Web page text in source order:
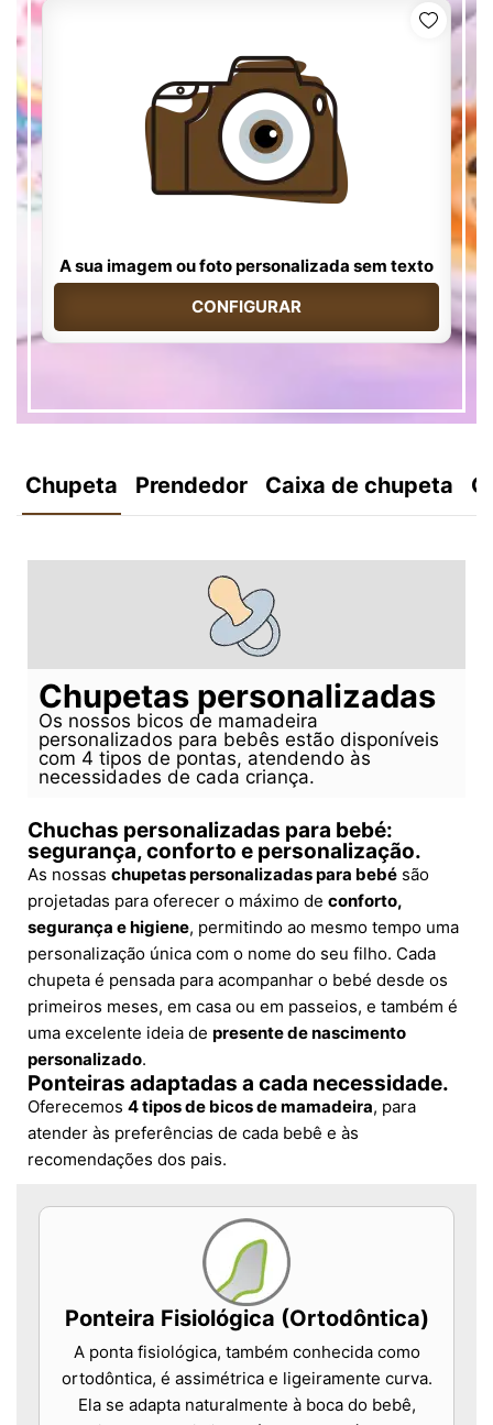
A sua imagem ou foto personalizada sem texto
CONFIGURAR
Chupeta Prendedor Caixa de chupeta
Chupetas personalizadas
Os nossos bicos de mamadeira
personalizados para bebês estão disponíveis
com 4 tipos de pontas, atendendo às
necessidades de cada criança.
Chuchas personalizadas para bebé:
segurança, conforto e personalização.
As nossas chupetas personalizadas para bebé são
projetadas para oferecer o máximo de conforto,
segurança e higiene, permitindo ao mesmo tempo uma
personalização única com o nome do seu filho. Cada
chupeta é pensada para acompanhar o bebé desde os
primeiros meses, em casa ou em passeios, e também é
uma excelente ideia de presente de nascimento
personalizado.
Ponteiras adaptadas a cada necessidade.
Oferecemos 4 tipos de bicos de mamadeira, para
atender às preferências de cada bebê e às
recomendações dos pais.
Ponteira Fisiológica (Ortodôntica)
A ponta fisiológica, também conhecida como
ortodôntica, é assimétrica e ligeiramente curva.
Ela se adapta naturalmente à boca do bebê,